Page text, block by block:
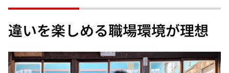
違いを楽しめる職場環境が理想